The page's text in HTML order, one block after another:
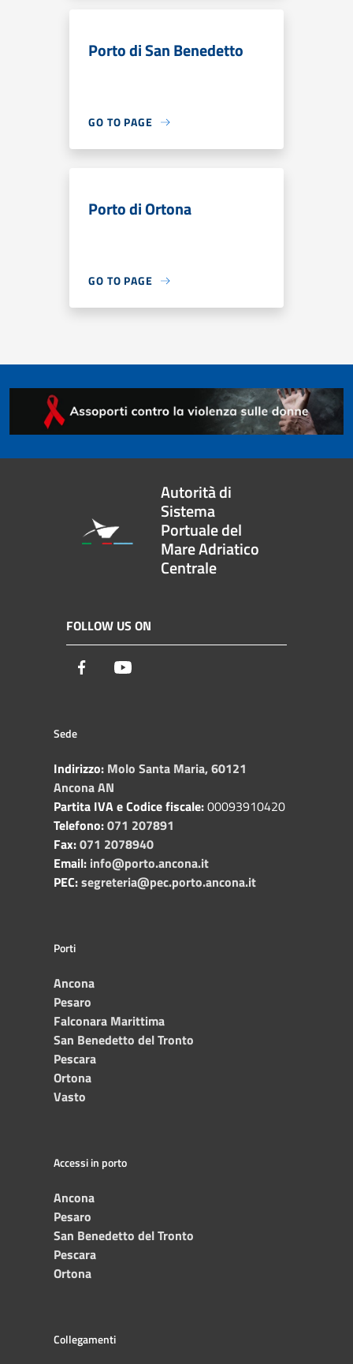
Porto di San Benedetto
GO TO PAGE
Porto di Ortona
GO TO PAGE
Autorità di
Sistema
Portuale del
Mare Adriatico
Centrale
FOLLOW US ON
Facebook
Sede
Indirizzo: Molo Santa Maria, 60121
Ancona AN
Partita IVA e Codice fiscale:00093910420
Telefono:071 207891
Fax:071 2078940
Email: info@porto.ancona.it
PEC:segreteria@pec.porto.ancona.it
Porti
Ancona
Pesaro
Falconara Marittima
San Benedetto del Tronto
Pescara
Ortona
Vasto
Accessi in porto
Ancona
Pesaro
San Benedetto del Tronto
Pescara
Ortona
Collegamenti